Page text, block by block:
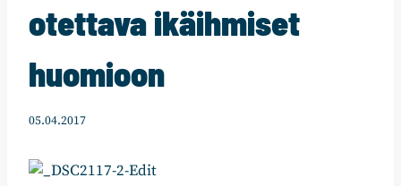
otettava ikäihmiset
huomioon
05.04.2017